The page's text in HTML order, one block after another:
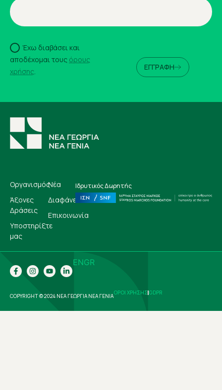
Έχω διαβάσει και
αποδέχομαι τους όρους
χρήσης. ΕΓΓΡΑΦΗ
Οργανισμός
Άξονες
Δράσεις
Υποστηρίξτε
μας
Νέα
Διαφάνεια
Επικοινωνία
Ιδρυτικός Δωρητής
ENGR
COPYRIGHT © 2024 ΝΕΑ ΓΕΩΡΓΙΑ ΝΕΑ ΓΕΝΙΑΟΡΟΙ ΧΡΗΣΗΣ GDPR